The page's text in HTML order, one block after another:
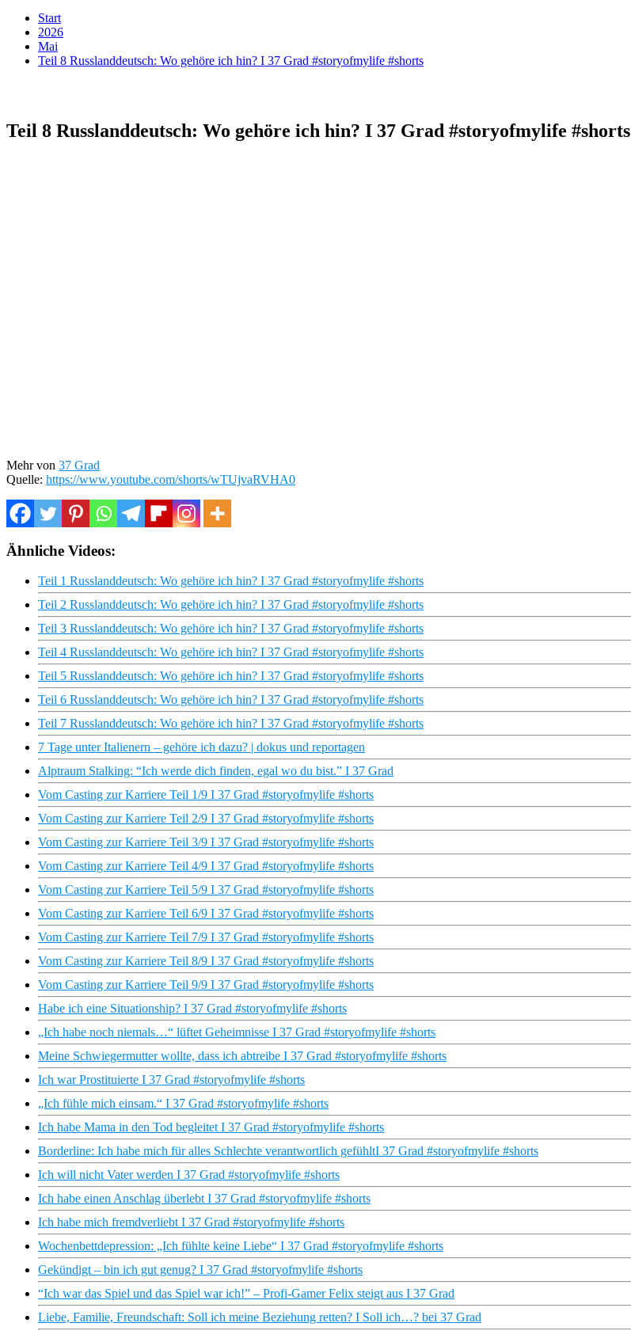
Start
2026
Mai
Teil 8 Russlanddeutsch: Wo gehöre ich hin? I 37 Grad #storyofmylife #shorts
Teil 8 Russlanddeutsch: Wo gehöre ich hin? I 37 Grad #storyofmylife #shorts
Mehr von 37 Grad
Quelle: https://www.youtube.com/shorts/wTUjvaRVHA0
Ähnliche Videos:
Teil 1 Russlanddeutsch: Wo gehöre ich hin? I 37 Grad #storyofmylife #shorts
Teil 2 Russlanddeutsch: Wo gehöre ich hin? I 37 Grad #storyofmylife #shorts
Teil 3 Russlanddeutsch: Wo gehöre ich hin? I 37 Grad #storyofmylife #shorts
Teil 4 Russlanddeutsch: Wo gehöre ich hin? I 37 Grad #storyofmylife #shorts
Teil 5 Russlanddeutsch: Wo gehöre ich hin? I 37 Grad #storyofmylife #shorts
Teil 6 Russlanddeutsch: Wo gehöre ich hin? I 37 Grad #storyofmylife #shorts
Teil 7 Russlanddeutsch: Wo gehöre ich hin? I 37 Grad #storyofmylife #shorts
7 Tage unter Italienern – gehöre ich dazu? | dokus und reportagen
Alptraum Stalking: “Ich werde dich finden, egal wo du bist.” I 37 Grad
Vom Casting zur Karriere Teil 1/9 I 37 Grad #storyofmylife #shorts
Vom Casting zur Karriere Teil 2/9 I 37 Grad #storyofmylife #shorts
Vom Casting zur Karriere Teil 3/9 I 37 Grad #storyofmylife #shorts
Vom Casting zur Karriere Teil 4/9 I 37 Grad #storyofmylife #shorts
Vom Casting zur Karriere Teil 5/9 I 37 Grad #storyofmylife #shorts
Vom Casting zur Karriere Teil 6/9 I 37 Grad #storyofmylife #shorts
Vom Casting zur Karriere Teil 7/9 I 37 Grad #storyofmylife #shorts
Vom Casting zur Karriere Teil 8/9 I 37 Grad #storyofmylife #shorts
Vom Casting zur Karriere Teil 9/9 I 37 Grad #storyofmylife #shorts
Habe ich eine Situationship? I 37 Grad #storyofmylife #shorts
„Ich habe noch niemals…“ lüftet Geheimnisse I 37 Grad #storyofmylife #shorts
Meine Schwiegermutter wollte, dass ich abtreibe I 37 Grad #storyofmylife #shorts
Ich war Prostituierte I 37 Grad #storyofmylife #shorts
„Ich fühle mich einsam.“ I 37 Grad #storyofmylife #shorts
Ich habe Mama in den Tod begleitet I 37 Grad #storyofmylife #shorts
Borderline: Ich habe mich für alles Schlechte verantwortlich gefühltI 37 Grad #storyofmylife #shorts
Ich will nicht Vater werden I 37 Grad #storyofmylife #shorts
Ich habe einen Anschlag überlebt I 37 Grad #storyofmylife #shorts
Ich habe mich fremdverliebt I 37 Grad #storyofmylife #shorts
Wochenbettdepression: „Ich fühlte keine Liebe“ I 37 Grad #storyofmylife #shorts
Gekündigt – bin ich gut genug? I 37 Grad #storyofmylife #shorts
“Ich war das Spiel und das Spiel war ich!” – Profi-Gamer Felix steigt aus I 37 Grad
Liebe, Familie, Freundschaft: Soll ich meine Beziehung retten? I Soll ich…? bei 37 Grad